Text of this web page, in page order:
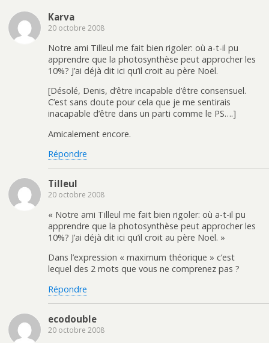
Karva
20 octobre 2008
Notre ami Tilleul me fait bien rigoler: où a-t-il pu
apprendre que la photosynthèse peut approcher les
10%? J’ai déjà dit ici qu’il croit au père Noël.
[Désolé, Denis, d’être incapable d’être consensuel.
C’est sans doute pour cela que je me sentirais
inacapable d’être dans un parti comme le PS….]
Amicalement encore.
Répondre
Tilleul
20 octobre 2008
« Notre ami Tilleul me fait bien rigoler: où a-t-il pu
apprendre que la photosynthèse peut approcher les
10%? J’ai déjà dit ici qu’il croit au père Noël. »
Dans l’expression « maximum théorique » c’est
lequel des 2 mots que vous ne comprenez pas ?
Répondre
ecodouble
20 octobre 2008